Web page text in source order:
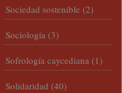
Sociedad sostenible (2)
Sociología (3)
Sofrología caycediana (1)
Solidaridad (40)